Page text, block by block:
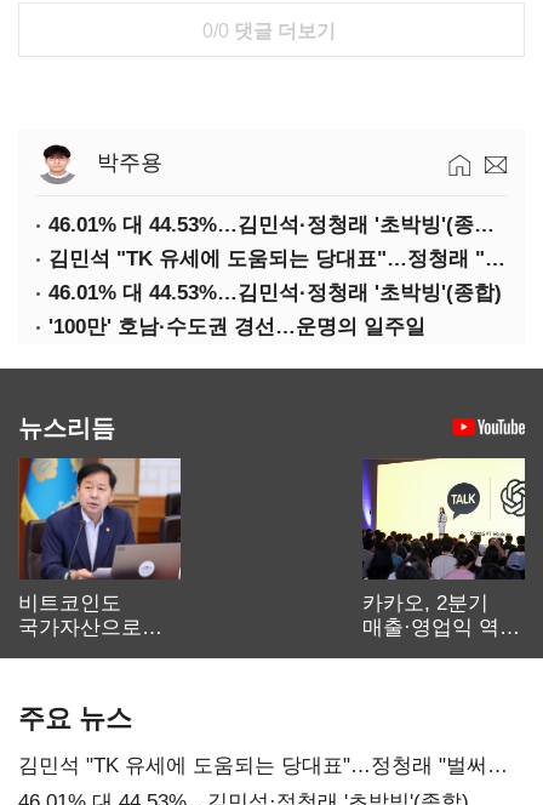
0/0 댓글 더보기
박주용
46.01% 대 44.53%…김민석·정청래 '초박빙'(종합 2보)
김민석 "TK 유세에 도움되는 당대표"…정청래 "벌써 대표된 양 당직 배분"
46.01% 대 44.53%…김민석·정청래 '초박빙'(종합)
'100만' 호남·수도권 경선…운명의 일주일
뉴스리듬
비트코인도
국가자산으로…'
카카오, 2분기
매출·영업익 역대
주요 뉴스
김민석 "TK 유세에 도움되는 당대표"…정청래 "벌써